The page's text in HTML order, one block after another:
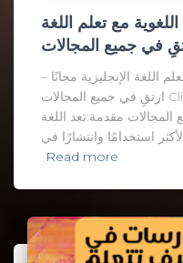
مع تعلم اللغة
في جميع المجالات
اللغة الإنجليزية مجانًا –
ارتقِ في جميع المجالات Click Here Now تعلم اللغة
المجالات مقدمة:تعد اللغة
استخدامًا وانتشارًا في
Read more